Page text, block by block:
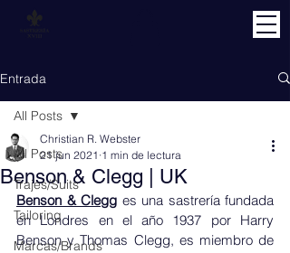
Entrada
All Posts
Trajes/Suits
Tailoring
Marcas/Brands
All Posts
Benson & Clegg | UK
Christian R. Webster
21 jun 2021 1 min de lectura
Benson & Clegg es una sastrería fundada
en Londres en el año 1937 por Harry
Benson y Thomas Clegg, es miembro de